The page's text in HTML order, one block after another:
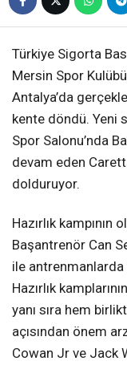
Türkiye Sigorta
Mersin Spor
Antalya’da
kente döndü. Yeni
Spor Salonu’nda
devam eden
dolduruyor.
Hazırlık
Başantrenör Can
ile antrenmanlarda
Hazırlık
yanı sıra hem
açısından önem
Cowan Jr ve Jack